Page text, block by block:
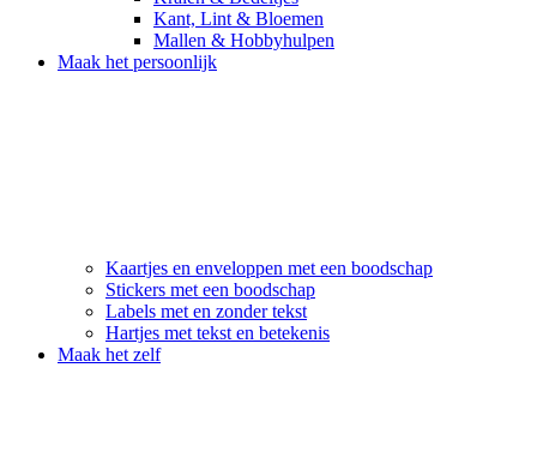
Kant, Lint & Bloemen
Mallen & Hobbyhulpen
Maak het persoonlijk
Kaartjes en enveloppen met een boodschap
Stickers met een boodschap
Labels met en zonder tekst
Hartjes met tekst en betekenis
Maak het zelf